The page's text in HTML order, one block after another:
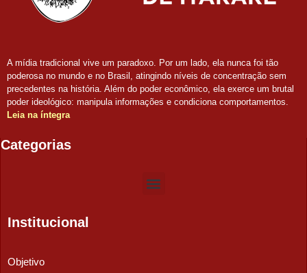
A mídia tradicional vive um paradoxo. Por um lado, ela nunca foi tão
poderosa no mundo e no Brasil, atingindo níveis de concentração sem
precedentes na história. Além do poder econômico, ela exerce um brutal
poder ideológico: manipula informações e condiciona comportamentos.
Leia na íntegra
Categorias
Institucional
Objetivo